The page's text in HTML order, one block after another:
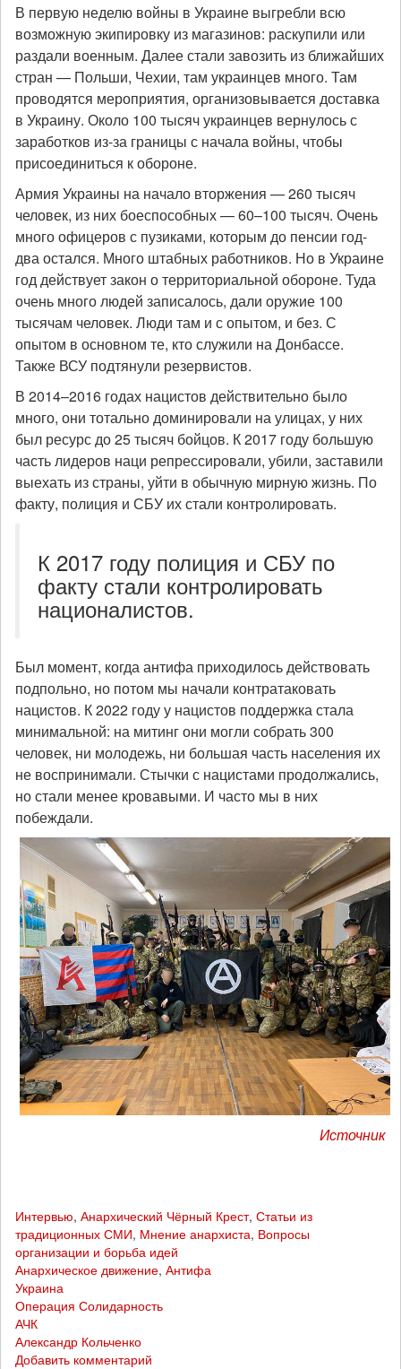
В первую неделю войны в Украине выгребли всю
возможную экипировку из магазинов: раскупили или
раздали военным. Далее стали завозить из ближайших
стран — Польши, Чехии, там украинцев много. Там
проводятся мероприятия, организовывается доставка
в Украину. Около 100 тысяч украинцев вернулось с
заработков из-за границы с начала войны, чтобы
присоединиться к обороне.
Армия Украины на начало вторжения — 260 тысяч
человек, из них боеспособных — 60–100 тысяч. Очень
много офицеров с пузиками, которым до пенсии год-
два остался. Много штабных работников. Но в Украине
год действует закон о территориальной обороне. Туда
очень много людей записалось, дали оружие 100
тысячам человек. Люди там и с опытом, и без. С
опытом в основном те, кто служили на Донбассе.
Также ВСУ подтянули резервистов.
В 2014–2016 годах нацистов действительно было
много, они тотально доминировали на улицах, у них
был ресурс до 25 тысяч бойцов. К 2017 году большую
часть лидеров наци репрессировали, убили, заставили
выехать из страны, уйти в обычную мирную жизнь. По
факту, полиция и СБУ их стали контролировать.
К 2017 году полиция и СБУ по
факту стали контролировать
националистов.
Был момент, когда антифа приходилось действовать
подпольно, но потом мы начали контратаковать
нацистов. К 2022 году у нацистов поддержка стала
минимальной: на митинг они могли собрать 300
человек, ни молодежь, ни большая часть населения их
не воспринимали. Стычки с нацистами продолжались,
но стали менее кровавыми. И часто мы в них
побеждали.
Источник
Интервью, Анархический Чёрный Крест, Статьи из
традиционных СМИ, Мнение анархиста, Вопросы
организации и борьба идей
Анархическое движение, Антифа
Украина
Операция Солидарность
АЧК
Александр Кольченко
Добавить комментарий